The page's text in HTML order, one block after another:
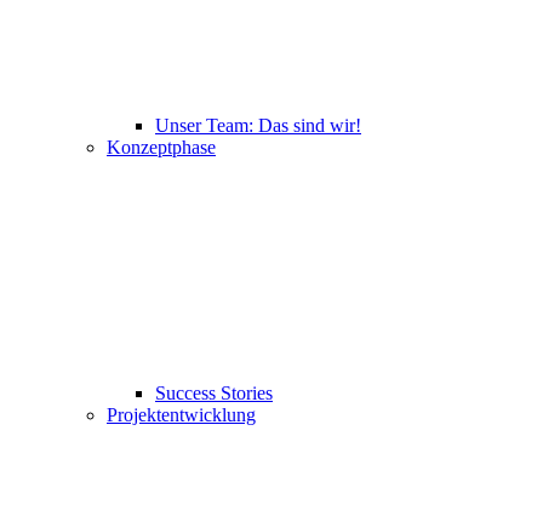
Unser Team: Das sind wir!
Konzeptphase
Success Stories
Projektentwicklung